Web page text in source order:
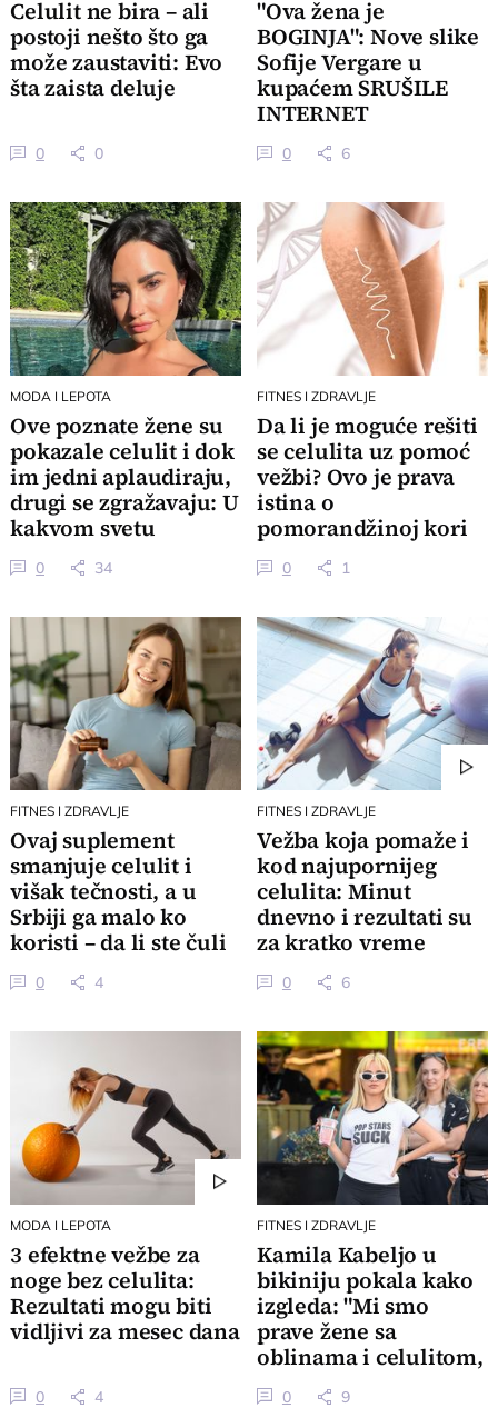
Celulit ne bira – ali
postoji nešto što ga
može zaustaviti: Evo
šta zaista deluje
0 0
"Ova žena je
BOGINJA": Nove slike
Sofije Vergare u
kupaćem SRUŠILE
INTERNET
0 6
MODA I LEPOTA
Ove poznate žene su
pokazale celulit i dok
im jedni aplaudiraju,
drugi se zgražavaju: U
kakvom svetu
živimo?
0 34
FITNES I ZDRAVLJE
Da li je moguće rešiti
se celulita uz pomoć
vežbi? Ovo je prava
istina o
pomorandžinoj kori
0 1
FITNES I ZDRAVLJE
Ovaj suplement
smanjuje celulit i
višak tečnosti, a u
Srbiji ga malo ko
koristi – da li ste čuli
za njega?
0 4
FITNES I ZDRAVLJE
Vežba koja pomaže i
kod najupornijeg
celulita: Minut
dnevno i rezultati su
za kratko vreme
vidljivi
0 6
MODA I LEPOTA
3 efektne vežbe za
noge bez celulita:
Rezultati mogu biti
vidljivi za mesec dana
0 4
FITNES I ZDRAVLJE
Kamila Kabeljo u
bikiniju pokala kako
izgleda: "Mi smo
prave žene sa
oblinama i celulitom,
strijama i viškom"
0 9